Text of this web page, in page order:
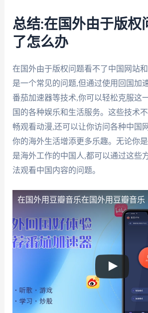
总结:在国外由于版权
了怎么办
在国外由于版权问题看不了中国网站
是一个常见的问题,但通过使用回国加
番茄加速器等技术,你可以轻松克服这
国的各种娱乐和生活服务。这些技术
畅观看动漫,还可以让你访问各种中国
你的海外生活增添更多乐趣。无论你
是海外工作的中国人,都可以通过这些
法观看中国内容的问题。
在国外用豆瓣音乐在国外用豆瓣音乐